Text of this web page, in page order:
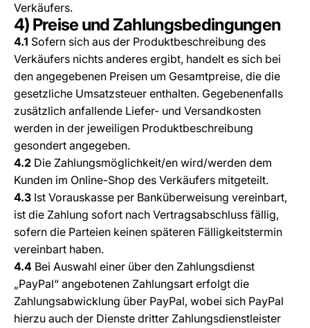
Verkäufers.
4) Preise und Zahlungsbedingungen
4.1 Sofern sich aus der Produktbeschreibung des
Verkäufers nichts anderes ergibt, handelt es sich bei
den angegebenen Preisen um Gesamtpreise, die die
gesetzliche Umsatzsteuer enthalten. Gegebenenfalls
zusätzlich anfallende Liefer- und Versandkosten
werden in der jeweiligen Produktbeschreibung
gesondert angegeben.
4.2 Die Zahlungsmöglichkeit/en wird/werden dem
Kunden im Online-Shop des Verkäufers mitgeteilt.
4.3 Ist Vorauskasse per Banküberweisung vereinbart,
ist die Zahlung sofort nach Vertragsabschluss fällig,
sofern die Parteien keinen späteren Fälligkeitstermin
vereinbart haben.
4.4 Bei Auswahl einer über den Zahlungsdienst
„PayPal“ angebotenen Zahlungsart erfolgt die
Zahlungsabwicklung über PayPal, wobei sich PayPal
hierzu auch der Dienste dritter Zahlungsdienstleister